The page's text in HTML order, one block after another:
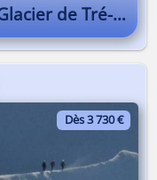
de Tré-la-Tête
Dès 3 730 €